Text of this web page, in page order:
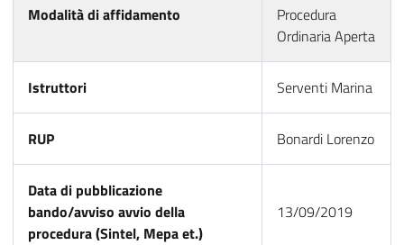
Modalità di affidamento
Procedura
Ordinaria Aperta
Istruttori Serventi Marina
RUP Bonardi Lorenzo
Data di pubblicazione
bando/avviso avvio della
procedura (Sintel, Mepa et.)
13/09/2019